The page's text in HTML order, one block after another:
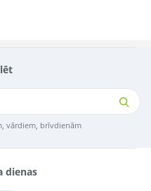
vārdiem, brīvdienām
dienas